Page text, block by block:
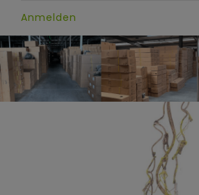
Anmelden